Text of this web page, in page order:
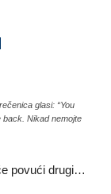
glasi: “You
back. Nikad nemojte
povući drugi…